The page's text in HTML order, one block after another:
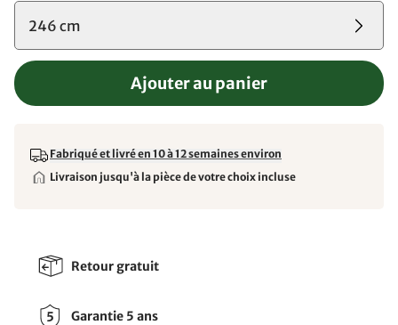
246 cm
Ajouter au panier
Fabriqué et livré en 10 à 12 semaines environ
Livraison jusqu'à la pièce de votre choix incluse
Retour gratuit
Garantie 5 ans